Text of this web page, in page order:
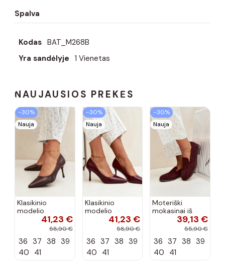
Spalva
Kodas BAT_M268B
Yra sandėlyje 1 Vienetas
NAUJAUSIOS PREKĖS
−30%
Nauja
Klasikinio
modelio
aukštakulniai
šokolado
spalvos Nesha
41,23 €
58,90 €
36 37 38 39
40 41
−30%
Nauja
Klasikinio
modelio
aukštakulniai
bordo spalvos
Nesha
41,23 €
58,90 €
36 37 38 39
40 41
−30%
Nauja
Moteriški
mokasinai iš
dirbtinės
zomšos, bordo
39,13 €
55,90 €
36 37 38 39
40 41